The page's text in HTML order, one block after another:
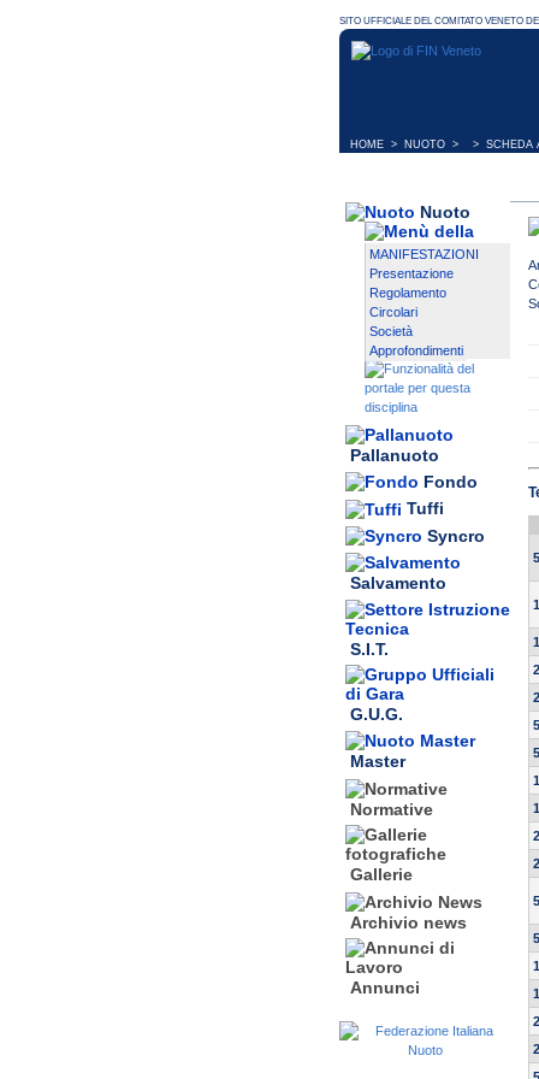
HOME > NUOTO > > SCHEDA
Nuoto
MANIFESTAZIONI
Presentazione
Regolamento
Circolari
Società
Approfondimenti
Pallanuoto
Fondo
Tuffi
Syncro
Salvamento
S.I.T.
G.U.G.
Master
Normative
Gallerie
Archivio news
Annunci